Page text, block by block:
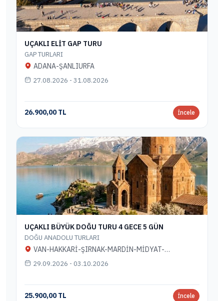
UÇAKLI ELİT GAP TURU
GAP TURLARI
ADANA-ŞANLIURFA
27.08.2026 - 31.08.2026
26.900,00 TL İncele
UÇAKLI BÜYÜK DOĞU TURU 4 GECE 5 GÜN
DOĞU ANADOLU TURLARI
VAN-HAKKARİ-ŞIRNAK-MARDİN-MİDYAT-
DİYARBAKIR
29.09.2026 - 03.10.2026
25.900,00 TL İncele